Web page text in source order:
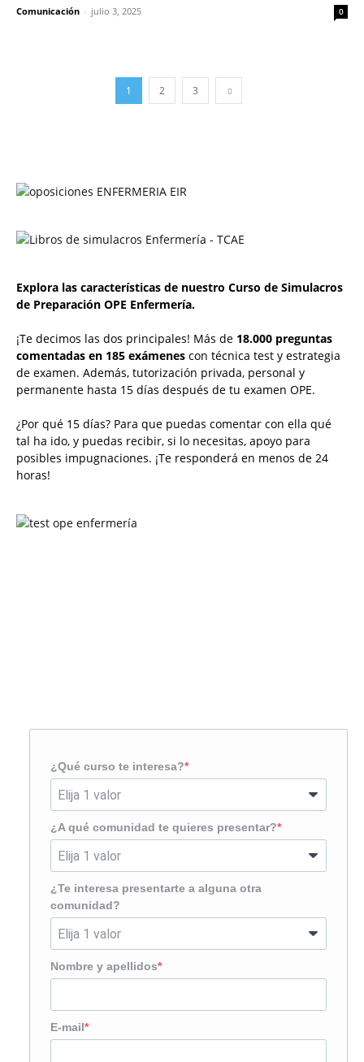
Comunicación - julio 3, 2025 0
1 2 3
Explora las características de nuestro Curso de Simulacros
de Preparación OPE Enfermería.
¡Te decimos las dos principales! Más de 18.000 preguntas
comentadas en 185 exámenes con técnica test y estrategia
de examen. Además, tutorización privada, personal y
permanente hasta 15 días después de tu examen OPE.
¿Por qué 15 días? Para que puedas comentar con ella qué
tal ha ido, y puedas recibir, si lo necesitas, apoyo para
posibles impugnaciones. ¡Te responderá en menos de 24
horas!
¿Qué curso te interesa?
¿A qué comunidad te quieres presentar?
¿Te interesa presentarte a alguna otra
comunidad?
Nombre y apellidos
E-mail